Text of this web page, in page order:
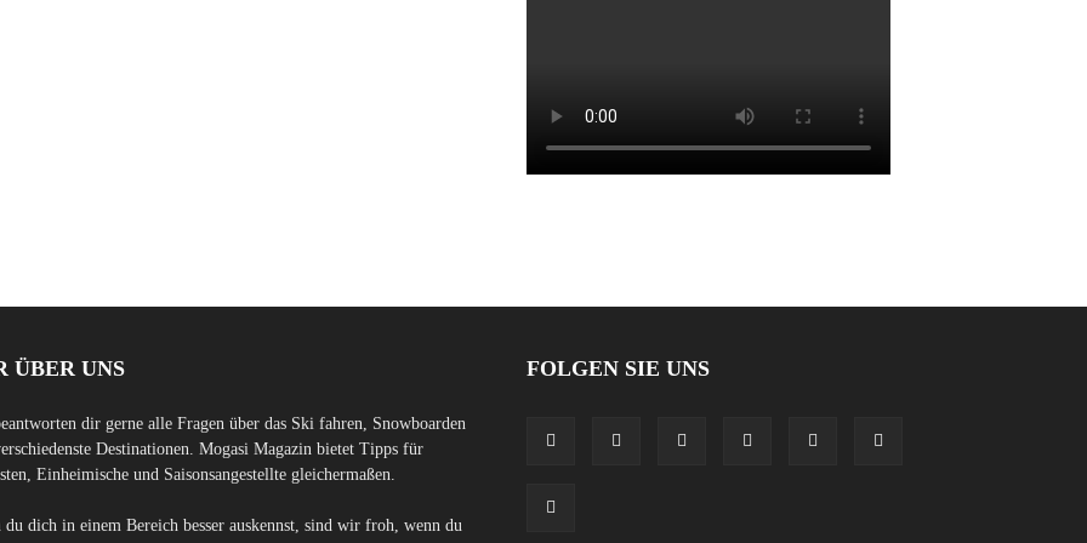
ÜBER UNS
dir gerne alle Fragen über das Ski fahren, Snowboarden
Destinationen. Mogasi Magazin bietet Tipps für
Einheimische und Saisonsangestellte gleichermaßen.
du dich in einem Bereich besser auskennst, sind wir froh, wenn du
FOLGEN SIE UNS